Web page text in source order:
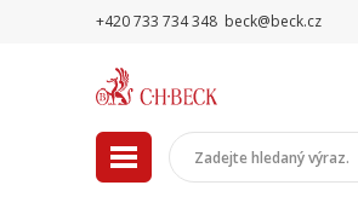
+420 733 734 348 beck@beck.cz